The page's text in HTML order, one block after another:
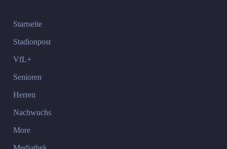
Startseite
Stadionpost
VfL+
Senioren
Herren
Nachwuchs
More